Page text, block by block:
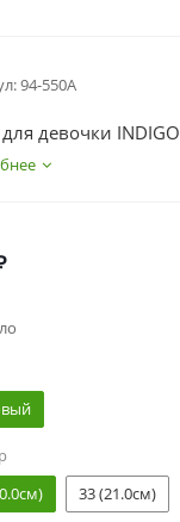
94-550A
девочки
33 (21.0см)